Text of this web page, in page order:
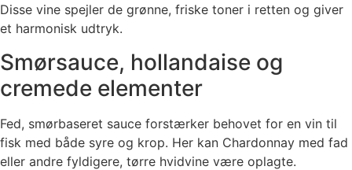
Disse vine spejler de grønne, friske toner i retten og giver
et harmonisk udtryk.
Smørsauce, hollandaise og
cremede elementer
Fed, smørbaseret sauce forstærker behovet for en vin til
fisk med både syre og krop. Her kan Chardonnay med fad
eller andre fyldigere, tørre hvidvine være oplagte.